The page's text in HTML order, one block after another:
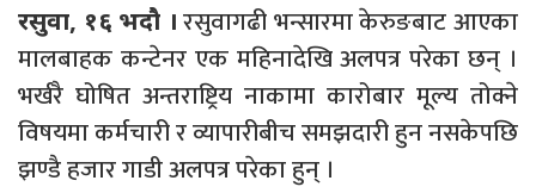
रसुवा, १६ भदौ । रसुवागढी भन्सारमा केरुङबाट आएका
मालबाहक कन्टेनर एक महिनादेखि अलपत्र परेका छन् ।
भर्खरै घोषित अन्तराष्ट्रिय नाकामा कारोबार मूल्य तोक्ने
विषयमा कर्मचारी र व्यापारीबीच समझदारी हुन नसकेपछि
झण्डै हजार गाडी अलपत्र परेका हुन् ।